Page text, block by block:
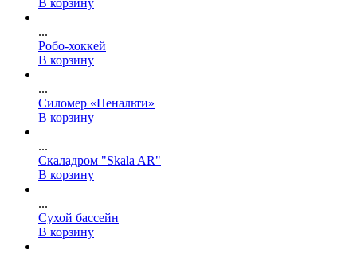
В корзину
...
Робо-хоккей
В корзину
...
Силомер «Пенальти»
В корзину
...
Скаладром "Skala AR"
В корзину
...
Сухой бассейн
В корзину